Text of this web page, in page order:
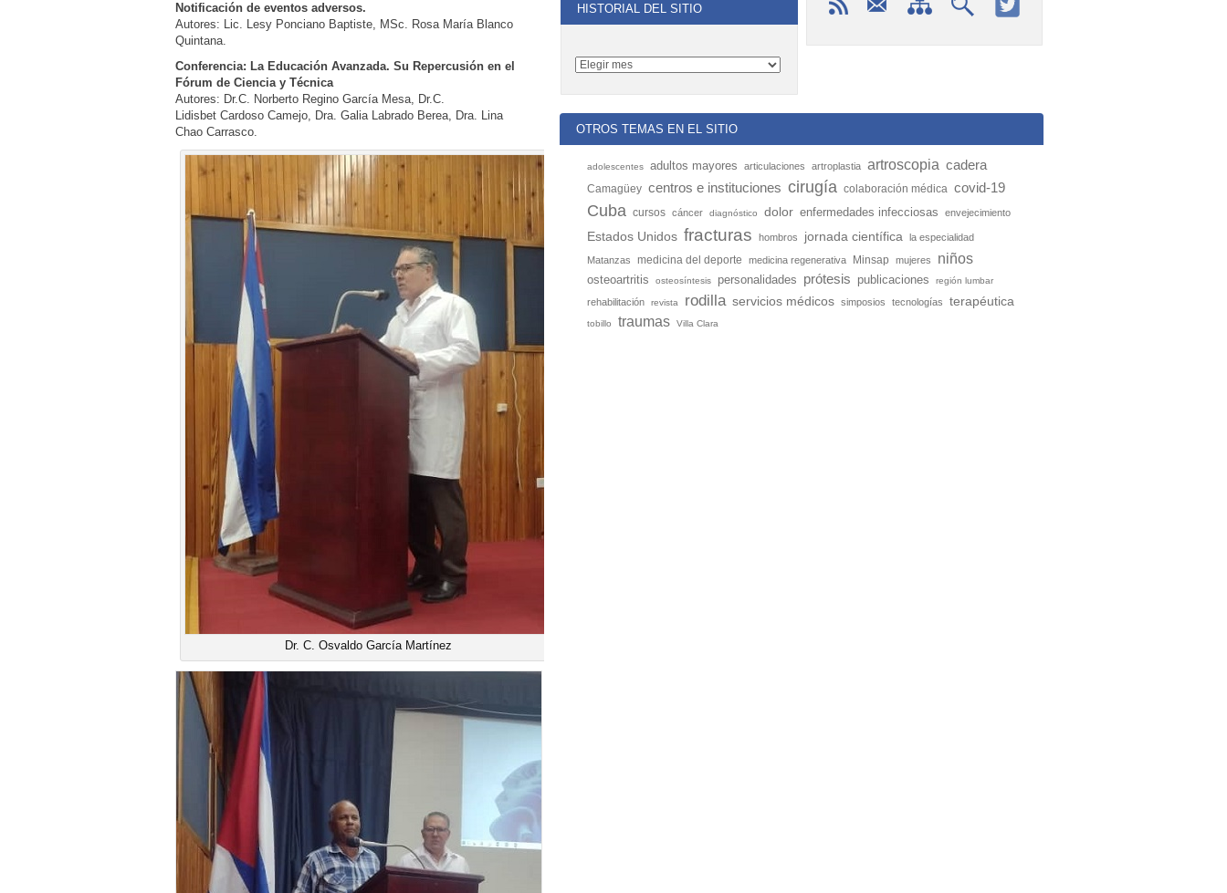
Notificación de eventos adversos.
Autores: Lic. Lesy Ponciano Baptiste, MSc. Rosa María Blanco
Quintana.
Conferencia: La Educación Avanzada. Su Repercusión en el
Fórum de Ciencia y Técnica
Autores: Dr.C. Norberto Regino García Mesa, Dr.C.
Lidisbet Cardoso Camejo, Dra. Galia Labrado Berea, Dra. Lina
Chao Carrasco.
Dr. C. Osvaldo García Martínez
HISTORIAL DEL SITIO
OTROS TEMAS EN EL SITIO
adolescentes adultos mayores articulaciones artroplastia artroscopia cadera
Camagüey centros e instituciones cirugía colaboración médica covid-19
Cuba cursos cáncer diagnóstico dolor enfermedades infecciosas envejecimiento
Estados Unidos fracturas hombros jornada científica la especialidad
Matanzas medicina del deporte medicina regenerativa Minsap mujeres niños
osteoartritis osteosíntesis personalidades prótesis publicaciones región lumbar
rehabilitación revista rodilla servicios médicos simposios tecnologías terapéutica
tobillo traumas Villa Clara